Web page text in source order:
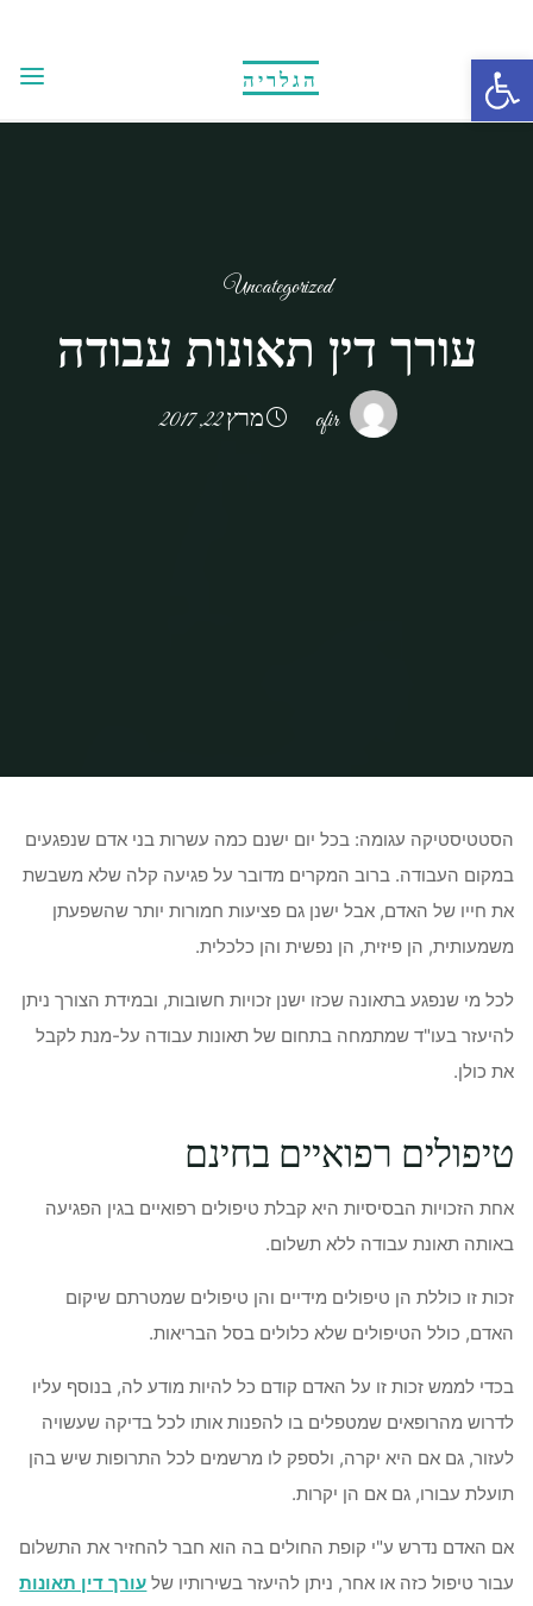
Open toolbar
content
הגלריה
Uncategorized
עורך דין תאונות עבודה
ofir מרץ 22, 2017
הסטטיסטיקה עגומה: בכל יום ישנם כמה עשרות בני אדם שנפגעים
במקום העבודה. ברוב המקרים מדובר על פגיעה קלה שלא משבשת
את חייו של האדם, אבל ישנן גם פציעות חמורות יותר שהשפעתן
משמעותית, הן פיזית, הן נפשית והן כלכלית.
לכל מי שנפגע בתאונה שכזו ישנן זכויות חשובות, ובמידת הצורך ניתן
להיעזר בעו"ד שמתמחה בתחום של תאונות עבודה על-מנת לקבל
את כולן.
טיפולים רפואיים בחינם
אחת הזכויות הבסיסיות היא קבלת טיפולים רפואיים בגין הפגיעה
באותה תאונת עבודה ללא תשלום.
זכות זו כוללת הן טיפולים מידיים והן טיפולים שמטרתם שיקום
האדם, כולל הטיפולים שלא כלולים בסל הבריאות.
בכדי לממש זכות זו על האדם קודם כל להיות מודע לה, בנוסף עליו
לדרוש מהרופאים שמטפלים בו להפנות אותו לכל בדיקה שעשויה
לעזור, גם אם היא יקרה, ולספק לו מרשמים לכל התרופות שיש בהן
תועלת עבורו, גם אם הן יקרות.
אם האדם נדרש ע"י קופת החולים בה הוא חבר להחזיר את התשלום
עבור טיפול כזה או אחר, ניתן להיעזר בשירותיו של עורך דין תאונות